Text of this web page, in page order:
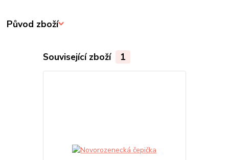
Původ zboží
Související zboží 1